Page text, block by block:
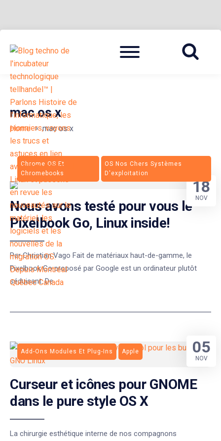
content
BLOG TECHNOLOGIQUE DU HUB | MIGRATION GNU LINUX
Menu
mac os x
Home»mac os x
Chrome OS Et
Chromebooks
OS Nos Chers Systèmes
D'exploitation
Nous avons testé pour vous le
Pixelbook Go, Linux inside!
Par Christian Vago Fait de matériaux haut-de-gamme, le
Pixelbook Go proposé par Google est un ordinateur plutôt
séduisant. De
18
NOV
Add-Ons Modules Et Plug-Ins Apple
Curseur et icônes pour GNOME
dans le pure style OS X
La chirurgie esthétique interne de nos compagnons
05
NOV